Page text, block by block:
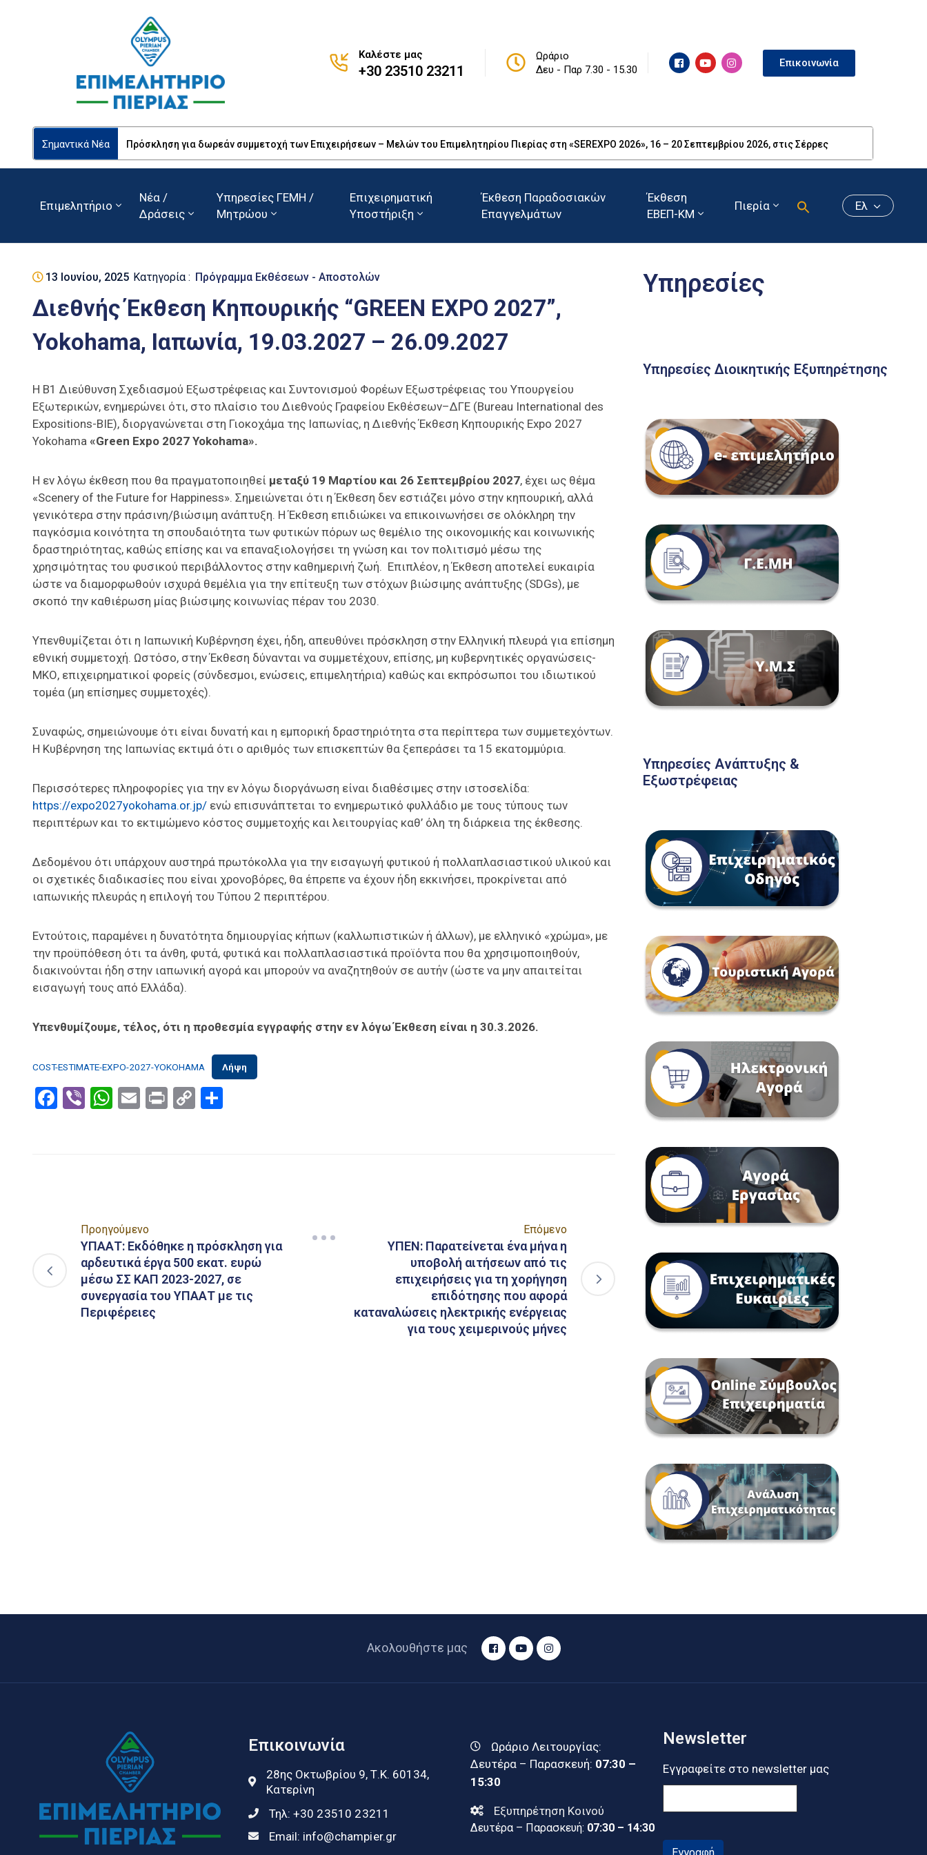
Καλέστε μας
+30 23510 23211
Ωράριο
Δευ - Παρ 7.30 - 15.30
Επικοινωνία
Σημαντικά Νέα Πρόσκληση για δωρεάν συμμετοχή των Επιχειρήσεων – Μελών του Επιμελητηρίου Πιερίας στη «SEREXPO 2026», 16 – 20 Σεπτεμβρίου 2026, στις Σέρρες
Επιμελητήριο
Νέα /
Δράσεις
Υπηρεσίες ΓΕΜΗ /
Μητρώου
Επιχειρηματική
Υποστήριξη
Έκθεση Παραδοσιακών
Επαγγελμάτων
Έκθεση
ΕΒΕΠ-ΚΜ
Πιερία Ελ
13 Ιουνίου, 2025 Κατηγορία : Πρόγραμμα Εκθέσεων - Αποστολών
Διεθνής Έκθεση Κηπουρικής “GREEN EXPO 2027”,
Yokohama, Ιαπωνία, 19.03.2027 – 26.09.2027
H Β1 Διεύθυνση Σχεδιασμού Εξωστρέφειας και Συντονισμού Φορέων Εξωστρέφειας του Υπουργείου
Εξωτερικών, ενημερώνει ότι, στο πλαίσιο του Διεθνούς Γραφείου Εκθέσεων–ΔΓΕ (Bureau International des
Expositions-BIE), διοργανώνεται στη Γιοκοχάμα της Ιαπωνίας, η Διεθνής Έκθεση Κηπουρικής Expo 2027
Yokohama «Green Expo 2027 Yokohama».
Η εν λόγω έκθεση που θα πραγματοποιηθεί μεταξύ 19 Μαρτίου και 26 Σεπτεμβρίου 2027, έχει ως θέμα
«Scenery of the Future for Happiness». Σημειώνεται ότι η Έκθεση δεν εστιάζει μόνο στην κηπουρική, αλλά
γενικότερα στην πράσινη/βιώσιμη ανάπτυξη. Η Έκθεση επιδιώκει να επικοινωνήσει σε ολόκληρη την
παγκόσμια κοινότητα τη σπουδαιότητα των φυτικών πόρων ως θεμέλιο της οικονομικής και κοινωνικής
δραστηριότητας, καθώς επίσης και να επαναξιολογήσει τη γνώση και τον πολιτισμό μέσω της
χρησιμότητας του φυσικού περιβάλλοντος στην καθημερινή ζωή. Επιπλέον, η Έκθεση αποτελεί ευκαιρία
ώστε να διαμορφωθούν ισχυρά θεμέλια για την επίτευξη των στόχων βιώσιμης ανάπτυξης (SDGs), με
σκοπό την καθιέρωση μίας βιώσιμης κοινωνίας πέραν του 2030.
Υπενθυμίζεται ότι η Ιαπωνική Κυβέρνηση έχει, ήδη, απευθύνει πρόσκληση στην Ελληνική πλευρά για επίσημη
εθνική συμμετοχή. Ωστόσο, στην Έκθεση δύνανται να συμμετέχουν, επίσης, μη κυβερνητικές οργανώσεις-
ΜΚΟ, επιχειρηματικοί φορείς (σύνδεσμοι, ενώσεις, επιμελητήρια) καθώς και εκπρόσωποι του ιδιωτικού
τομέα (μη επίσημες συμμετοχές).
Συναφώς, σημειώνουμε ότι είναι δυνατή και η εμπορική δραστηριότητα στα περίπτερα των συμμετεχόντων.
Η Κυβέρνηση της Ιαπωνίας εκτιμά ότι ο αριθμός των επισκεπτών θα ξεπεράσει τα 15 εκατομμύρια.
Περισσότερες πληροφορίες για την εν λόγω διοργάνωση είναι διαθέσιμες στην ιστοσελίδα:
https://expo2027yokohama.or.jp/ ενώ επισυνάπτεται το ενημερωτικό φυλλάδιο με τους τύπους των
περιπτέρων και το εκτιμώμενο κόστος συμμετοχής και λειτουργίας καθ’ όλη τη διάρκεια της έκθεσης.
Δεδομένου ότι υπάρχουν αυστηρά πρωτόκολλα για την εισαγωγή φυτικού ή πολλαπλασιαστικού υλικού και
οι σχετικές διαδικασίες που είναι χρονοβόρες, θα έπρεπε να έχουν ήδη εκκινήσει, προκρίνεται από
ιαπωνικής πλευράς η επιλογή του Τύπου 2 περιπτέρου.
Εντούτοις, παραμένει η δυνατότητα δημιουργίας κήπων (καλλωπιστικών ή άλλων), με ελληνικό «χρώμα», με
την προϋπόθεση ότι τα άνθη, φυτά, φυτικά και πολλαπλασιαστικά προϊόντα που θα χρησιμοποιηθούν,
διακινούνται ήδη στην ιαπωνική αγορά και μπορούν να αναζητηθούν σε αυτήν (ώστε να μην απαιτείται
εισαγωγή τους από Ελλάδα).
Υπενθυμίζουμε, τέλος, ότι η προθεσμία εγγραφής στην εν λόγω Έκθεση είναι η 30.3.2026.
COST-ESTIMATE-EXPO-2027-YOKOHAMA Λήψη
Facebook
ViberWhatsApp
EmailPrintCopy
Προηγούμενο
ΥΠΑΑΤ: Εκδόθηκε η πρόσκληση για
αρδευτικά έργα 500 εκατ. ευρώ
μέσω ΣΣ ΚΑΠ 2023-2027, σε
συνεργασία του ΥΠΑΑΤ με τις
Περιφέρειες
Επόμενο
ΥΠΕΝ: Παρατείνεται ένα μήνα η
υποβολή αιτήσεων από τις
επιχειρήσεις για τη χορήγηση
επιδότησης που αφορά
καταναλώσεις ηλεκτρικής ενέργειας
για τους χειμερινούς μήνες
Υπηρεσίες
Υπηρεσίες Διοικητικής Εξυπηρέτησης
Υπηρεσίες Ανάπτυξης &
Εξωστρέφειας
Ακολουθήστε μας
Επικοινωνία
28ης Οκτωβρίου 9, Τ.Κ. 60134,
Κατερίνη
Τηλ: +30 23510 23211
Email: info@champier.gr
Ωράριο Λειτουργίας:
Δευτέρα – Παρασκευή: 07:30 –
15:30
Εξυπηρέτηση Κοινού
Δευτέρα – Παρασκευή: 07:30 – 14:30
Newsletter
Εγγραφείτε στο newsletter μας